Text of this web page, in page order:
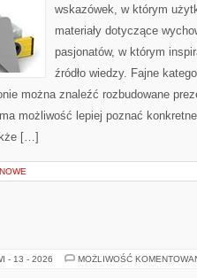
wskazówek, w którym
materiały dotyczące
pasjonatów, w którym
źródło wiedzy. Fajne
można znaleźć rozbudowane
możliwość lepiej poznać
[…]
- 13 - 2026 MOŻLIWOŚĆ